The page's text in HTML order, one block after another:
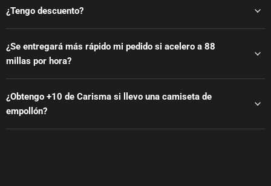
¿Tengo descuento?
¿Se entregará más rápido mi pedido si acelero a 88
millas por hora?
¿Obtengo +10 de Carisma si llevo una camiseta de
empollón?